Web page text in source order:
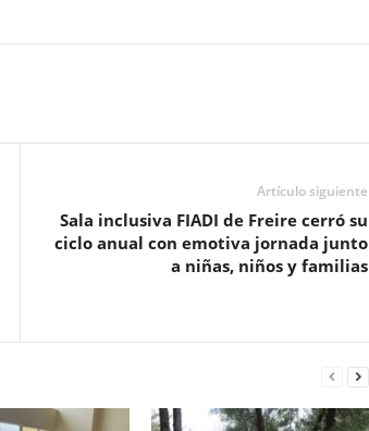
Artículo siguiente
Sala inclusiva FIADI de Freire cerró su
ciclo anual con emotiva jornada junto
a niñas, niños y familias